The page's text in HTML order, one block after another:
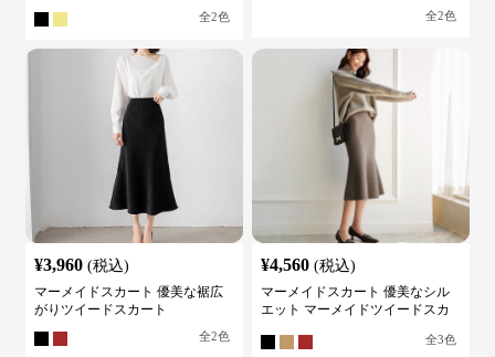
全2色 全2色
¥3,960 (税込)
マーメイドスカート 優美な裾広
がりツイードスカート
全2色
¥4,560 (税込)
マーメイドスカート 優美なシル
エット マーメイドツイードスカ
全3色